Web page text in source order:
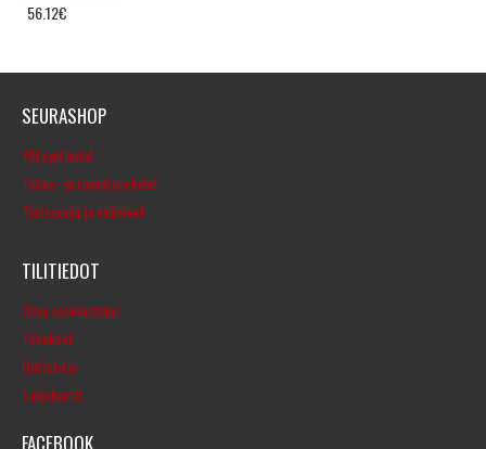
56.12€
SEURASHOP
Yhteystiedot
Tilaus- ja toimitusehdot
Tietosuoja ja evästeet
TILITIEDOT
Oma asiakastilini
Tilaukset
Uutiskirje
Lahjakortit
FACEBOOK